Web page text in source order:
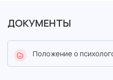
ДОКУМЕНТЫ
Положение о